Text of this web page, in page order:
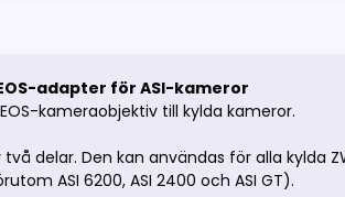
adapter för ASI-kameror
kameraobjektiv till kylda kameror.
delar. Den kan användas för alla kylda
ASI 6200, ASI 2400 och ASI GT).